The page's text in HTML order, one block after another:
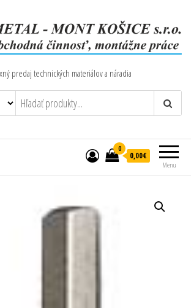
predaj technických materiálov a náradia
Menu
0
0,00€